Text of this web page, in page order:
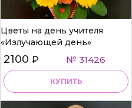
Цветы на день учителя
«Излучающей день»
2100 ₽ № 31426
КУПИТЬ